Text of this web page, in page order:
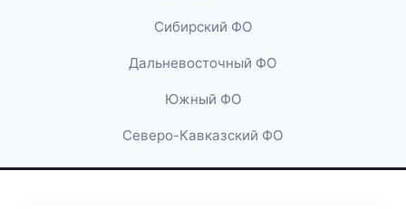
Сибирский ФО
Дальневосточный ФО
Южный ФО
Северо-Кавказский ФО